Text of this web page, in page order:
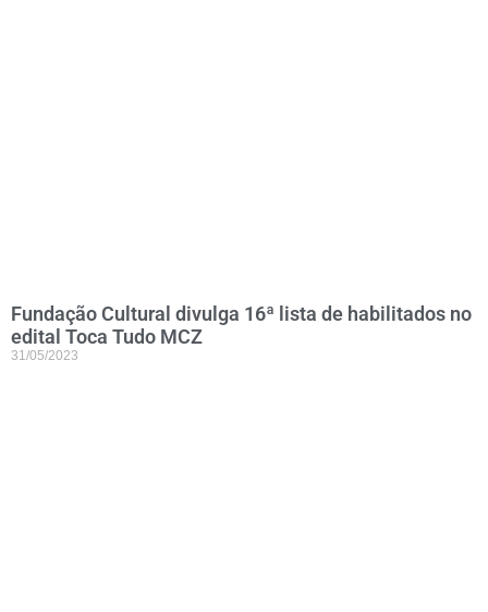
Fundação Cultural divulga 16ª lista de habilitados no
edital Toca Tudo MCZ
31/05/2023